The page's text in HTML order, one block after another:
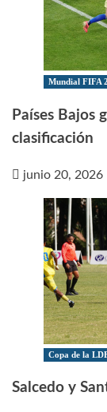
Mundial FIFA
Países Bajos
clasificación
junio 20, 2026
Copa de la
Salcedo y